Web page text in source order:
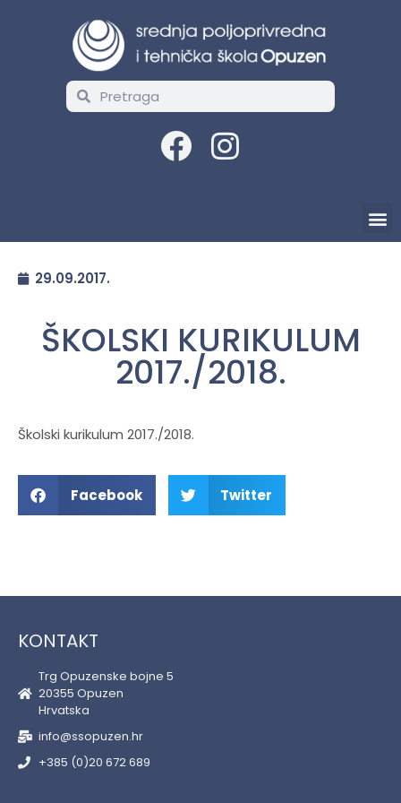
29.09.2017.
ŠKOLSKI KURIKULUM
2017./2018.
Školski kurikulum 2017./2018.
Facebook Twitter
KONTAKT
Trg Opuzenske bojne 5
20355 Opuzen
Hrvatska
info@ssopuzen.hr
+385 (0)20 672 689